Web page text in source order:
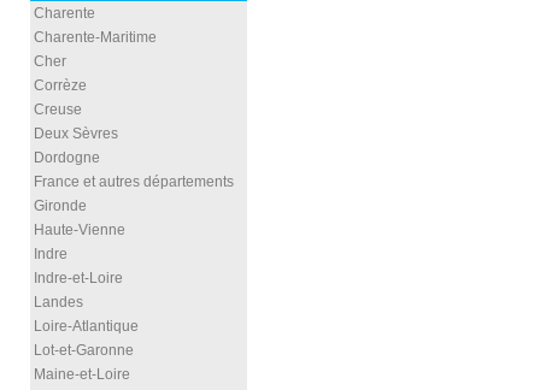
Charente
Charente-Maritime
Cher
Corrèze
Creuse
Deux Sèvres
Dordogne
France et autres départements
Gironde
Haute-Vienne
Indre
Indre-et-Loire
Landes
Loire-Atlantique
Lot-et-Garonne
Maine-et-Loire